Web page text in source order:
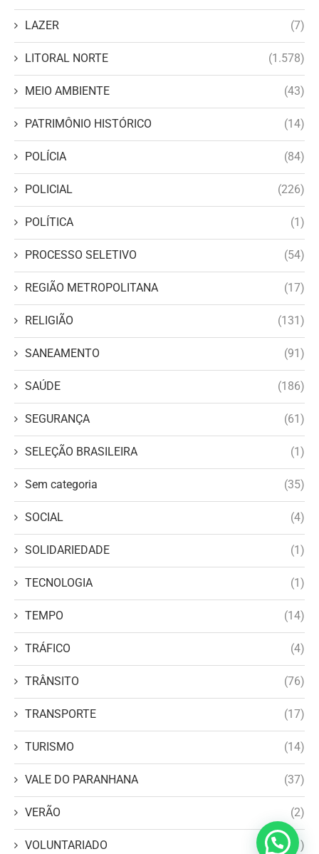
LAZER (7)
LITORAL NORTE (1.578)
MEIO AMBIENTE (43)
PATRIMÔNIO HISTÓRICO (14)
POLÍCIA (84)
POLICIAL (226)
POLÍTICA (1)
PROCESSO SELETIVO (54)
REGIÃO METROPOLITANA (17)
RELIGIÃO (131)
SANEAMENTO (91)
SAÚDE (186)
SEGURANÇA (61)
SELEÇÃO BRASILEIRA (1)
Sem categoria (35)
SOCIAL (4)
SOLIDARIEDADE (1)
TECNOLOGIA (1)
TEMPO (14)
TRÁFICO (4)
TRÂNSITO (76)
TRANSPORTE (17)
TURISMO (14)
VALE DO PARANHANA (37)
VERÃO (2)
VOLUNTARIADO (1)